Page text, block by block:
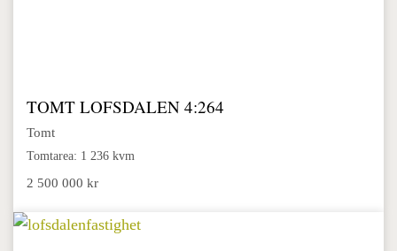
TOMT LOFSDALEN 4:264
Tomt
Tomtarea: 1 236 kvm
2 500 000 kr